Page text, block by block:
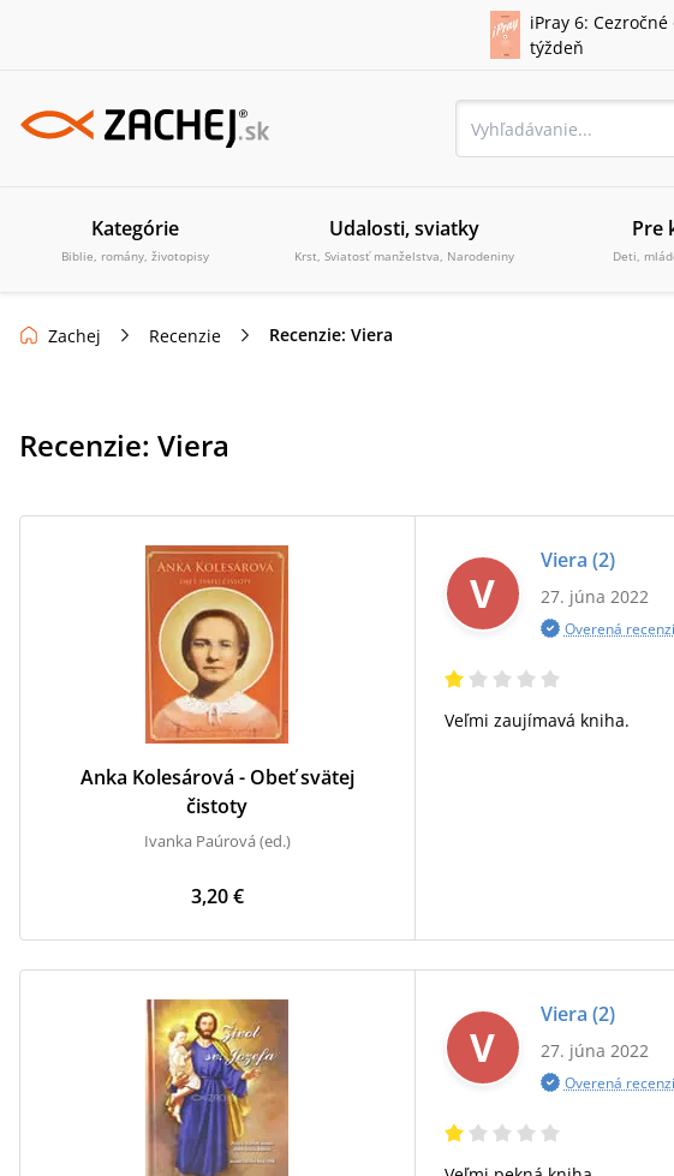
iPray 6:
týždeň
Kategórie
Biblie, romány, životopisy
Udalosti, sviatky
Krst, Sviatosť manželstva, Narodeniny
Pre
Deti,
Zachej Recenzie Recenzie: Viera
Recenzie: Viera
Anka Kolesárová - Obeť svätej
čistoty
Ivanka Paúrová (ed.)
3,20 €
V
Viera (2)
27. júna 2022
Overená
Veľmi zaujímavá kniha.
V
Viera (2)
27. júna 2022
Overená